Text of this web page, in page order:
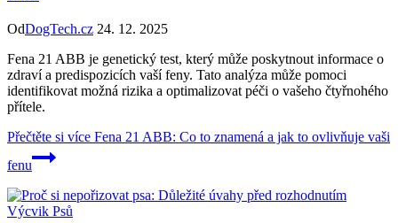
OdDogTech.cz 24. 12. 2025
Fena 21 ABB je genetický test, který může poskytnout informace o
zdraví a predispozicích vaší feny. Tato analýza může pomoci
identifikovat možná rizika a optimalizovat péči o vašeho čtyřnohého
přítele.
Přečtěte si více Fena 21 ABB: Co to znamená a jak to ovlivňuje vaši
fenu
Výcvik Psů